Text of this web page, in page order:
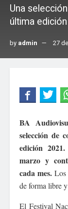
Una
última
by admin 27
BA
selección de
edición
marzo y
cada mes.Los
de forma libre
El Festival